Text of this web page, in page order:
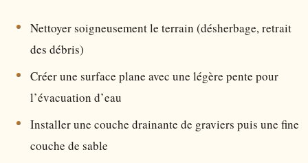
Nettoyer soigneusement le terrain (désherbage, retrait
des débris)
Créer une surface plane avec une légère pente pour
l’évacuation d’eau
Installer une couche drainante de graviers puis une fine
couche de sable